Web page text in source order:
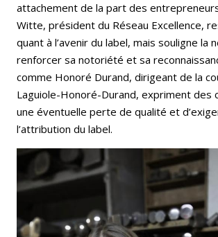
attachement de la part des
Witte, président du Réseau Excellence,
quant à l’avenir du label, mais souligne la
renforcer sa notoriété et sa
comme Honoré Durand, dirigeant de la
Laguiole-Honoré-Durand, expriment des
une éventuelle perte de qualité et
l’attribution du label.